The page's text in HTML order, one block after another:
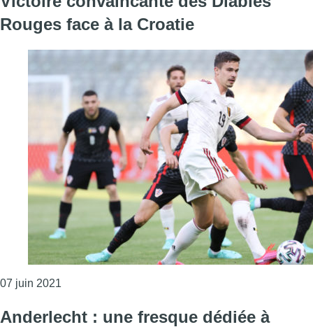
Rouges face à la Croatie
07 juin 2021
Anderlecht : une fresque dédiée à